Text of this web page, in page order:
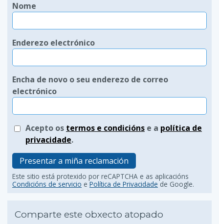
Nome
Enderezo electrónico
Encha de novo o seu enderezo de correo
electrónico
Acepto os termos e condicións e a política de
privacidade.
Presentar a miña reclamación
Este sitio está protexido por reCAPTCHA e as aplicacións
Condicións de servicio ePolítica de Privacidadede Google.
Comparte este obxecto atopado